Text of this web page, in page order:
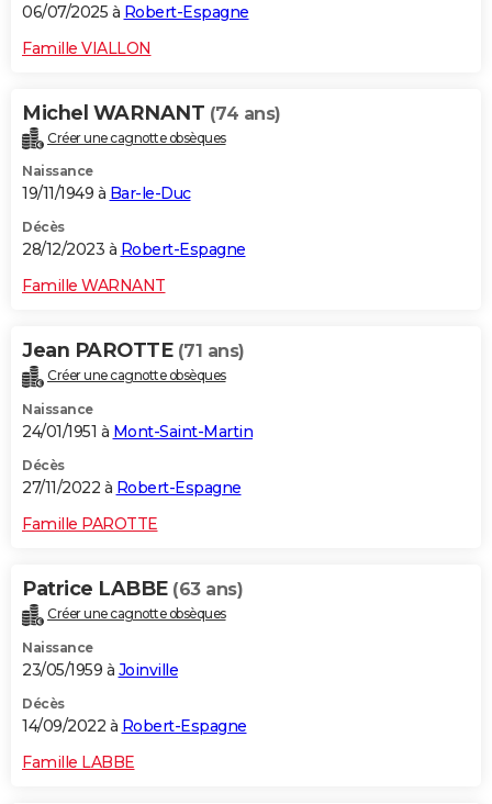
06/07/2025 à Robert-Espagne
Famille VIALLON
Michel WARNANT (74 ans)
Créer une cagnotte obsèques
Naissance
19/11/1949 à Bar-le-Duc
Décès
28/12/2023 à Robert-Espagne
Famille WARNANT
Jean PAROTTE (71 ans)
Créer une cagnotte obsèques
Naissance
24/01/1951 à Mont-Saint-Martin
Décès
27/11/2022 à Robert-Espagne
Famille PAROTTE
Patrice LABBE (63 ans)
Créer une cagnotte obsèques
Naissance
23/05/1959 à Joinville
Décès
14/09/2022 à Robert-Espagne
Famille LABBE